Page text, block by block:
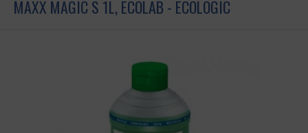
MAXX MAGIC S 1L, ECOLAB - ECOLOGIC